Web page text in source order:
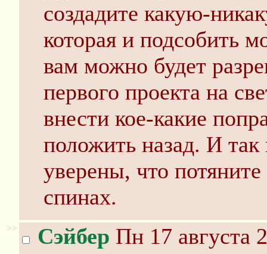
создадите какую-
которая и подсобить
вам можно будет
первого проекта на
внести кое-какие
положить назад. И так
уверены, что
спинах.
>> Сэйбер Пн 17 августа